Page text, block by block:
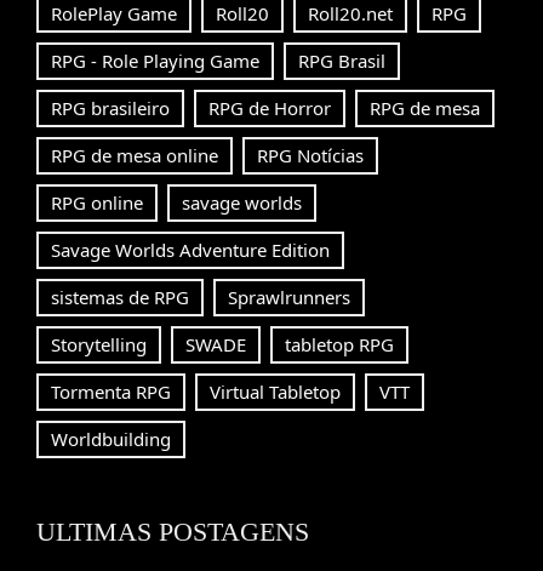
RolePlay Game
Roll20 Roll20.net
RPG
RPG - Role Playing Game
RPG Brasil
RPG brasileiro
RPG de Horror
RPG de mesa
RPG de mesa online
RPG Notícias
RPG online
savage worlds
Savage Worlds Adventure Edition
sistemas de RPG
Sprawlrunners
Storytelling
SWADE
tabletop RPG
Tormenta RPG
Virtual Tabletop
VTT
Worldbuilding
ULTIMAS POSTAGENS